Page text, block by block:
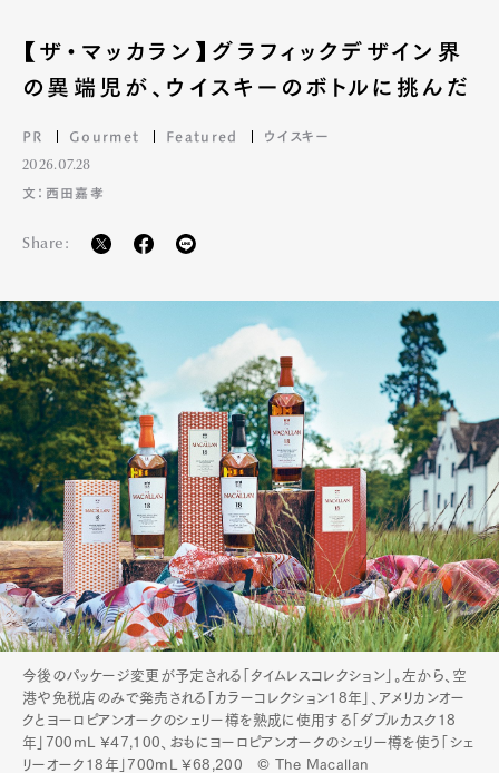
【ザ・マッカラン】グラフィックデザイン界
の異端児が、ウイスキーのボトルに挑んだ
PR Gourmet Featured ウイスキー
2026.07.28
文：西田嘉孝
Share:
今後のパッケージ変更が予定される「タイムレスコレクション」。左から、空
港や免税店のみで発売される「カラーコレクション18年」、アメリカンオー
クとヨーロピアンオークのシェリー樽を熟成に使用する「ダブルカスク18
年」700mL ¥47,100、おもにヨーロピアンオークのシェリー樽を使う「シェ
リーオーク18年」700mL ¥68,200 © The Macallan